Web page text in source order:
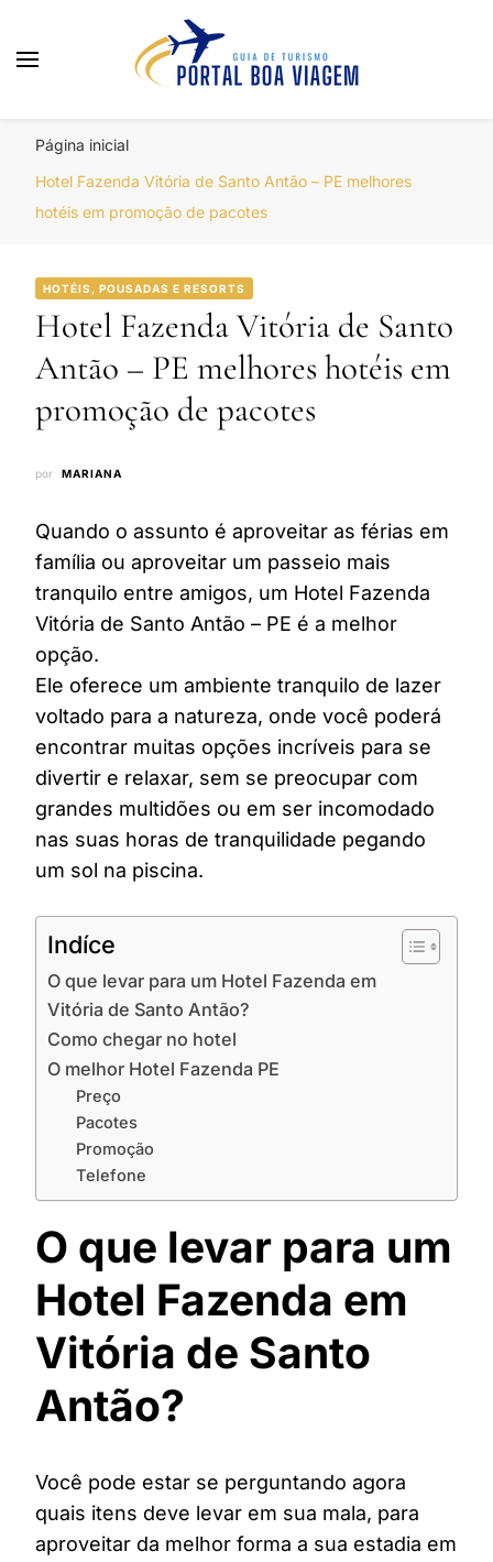
Página inicial
Hotel Fazenda Vitória de Santo Antão – PE melhores
hotéis em promoção de pacotes
HOTÉIS, POUSADAS E RESORTS
Hotel Fazenda Vitória de Santo
Antão – PE melhores hotéis em
promoção de pacotes
por MARIANA
Quando o assunto é aproveitar as férias em
família ou aproveitar um passeio mais
tranquilo entre amigos, um Hotel Fazenda
Vitória de Santo Antão – PE é a melhor
opção.
Ele oferece um ambiente tranquilo de lazer
voltado para a natureza, onde você poderá
encontrar muitas opções incríveis para se
divertir e relaxar, sem se preocupar com
grandes multidões ou em ser incomodado
nas suas horas de tranquilidade pegando
um sol na piscina.
Indíce
O que levar para um Hotel Fazenda em
Vitória de Santo Antão?
Como chegar no hotel
O melhor Hotel Fazenda PE
Preço
Pacotes
Promoção
Telefone
O que levar para um
Hotel Fazenda em
Vitória de Santo
Antão?
Você pode estar se perguntando agora
quais itens deve levar em sua mala, para
aproveitar da melhor forma a sua estadia em